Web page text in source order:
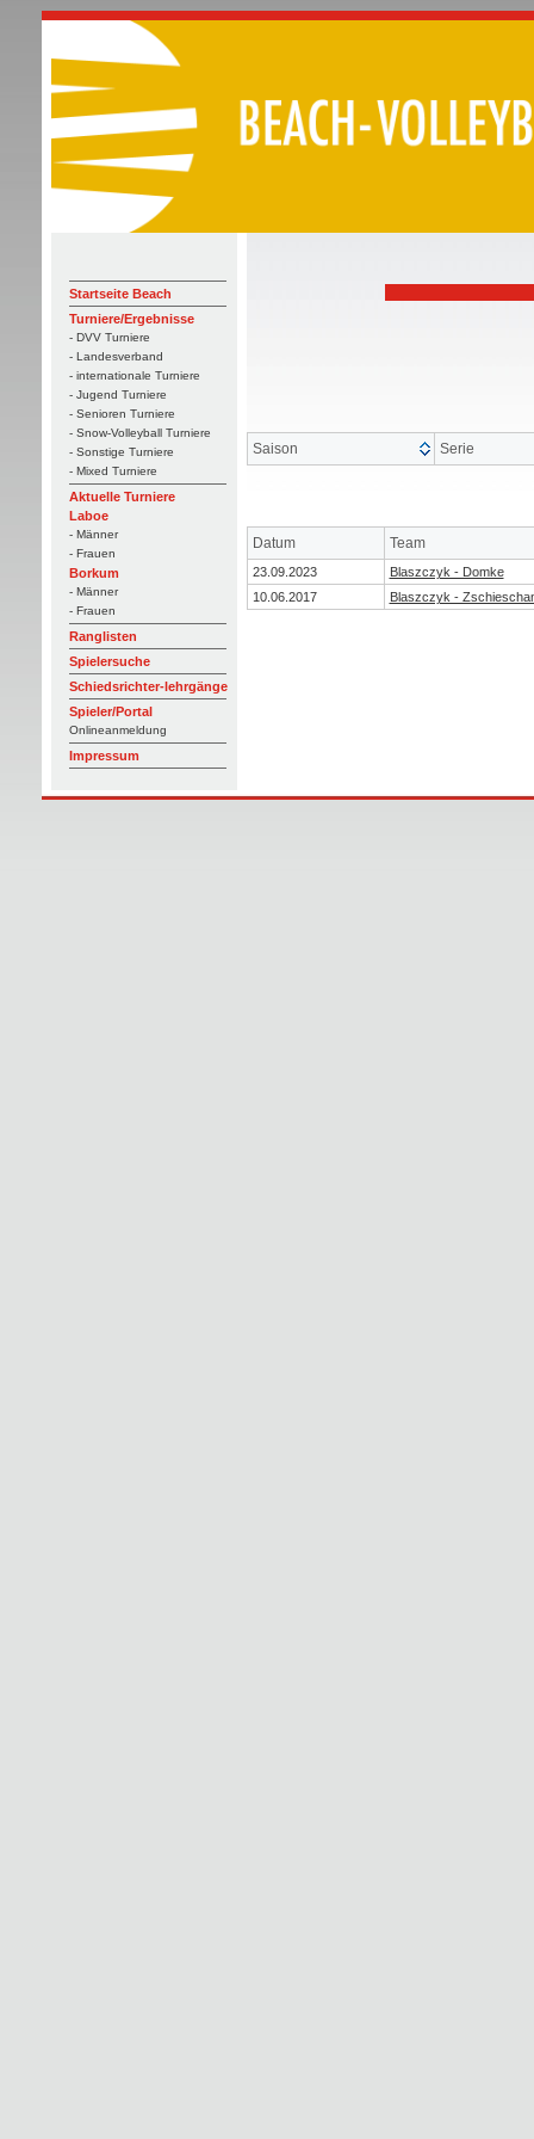
Startseite Beach
Turniere/Ergebnisse
- DVV Turniere
- Landesverband
- internationale Turniere
- Jugend Turniere
- Senioren Turniere
- Snow-Volleyball Turniere
- Sonstige Turniere
- Mixed Turniere
Aktuelle Turniere
Laboe
- Männer
- Frauen
Borkum
- Männer
- Frauen
Ranglisten
Spielersuche
Schiedsrichter-lehrgänge
Spieler/Portal
Onlineanmeldung
Impressum
Saison Serie
Datum Team
23.09.2023
Blaszczyk - Domke
10.06.2017
Blaszczyk -